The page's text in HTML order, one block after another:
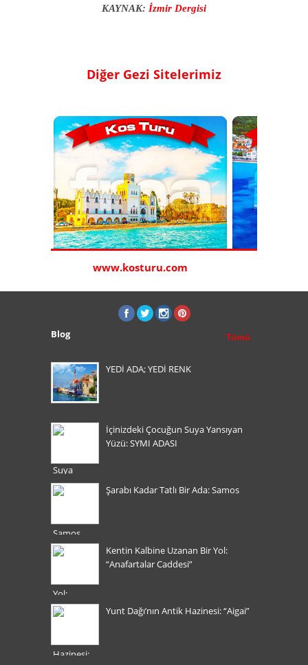
KAYNAK: İzmir Dergisi
Diğer Gezi Sitelerimiz
www.kosturu.com
Blog Tümü
YEDİ ADA; YEDİ RENK
İçinizdeki Çocuğun Suya Yansıyan
Yüzü: SYMI ADASI
Şarabı Kadar Tatlı Bir Ada: Samos
Kentin Kalbine Uzanan Bir Yol:
“Anafartalar Caddesi”
Yunt Dağı’nın Antik Hazinesi: “Aigai”